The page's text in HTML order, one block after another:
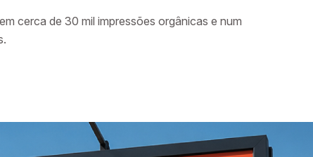
cerca de 30 mil impressões orgânicas e num